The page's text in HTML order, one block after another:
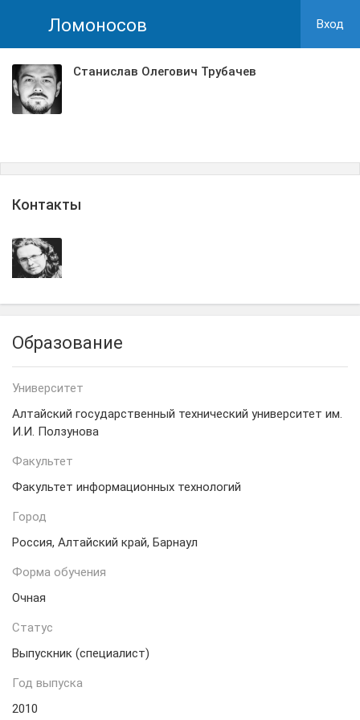
Ломоносов Вход
Станислав Олегович Трубачев
Контакты
Образование
Университет
Алтайский государственный технический университет им.
И.И. Ползунова
Факультет
Факультет информационных технологий
Город
Россия, Алтайский край, Барнаул
Форма обучения
Очная
Статус
Выпускник (специалист)
Год выпуска
2010